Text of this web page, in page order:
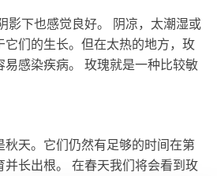
影下也感觉良好。 阴凉，太潮湿或
它们的生长。但在太热的地方，玫
感染疾病。 玫瑰就是一种比较敏
秋天。它们仍然有足够的时间在第
长出根。 在春天我们将会看到玫